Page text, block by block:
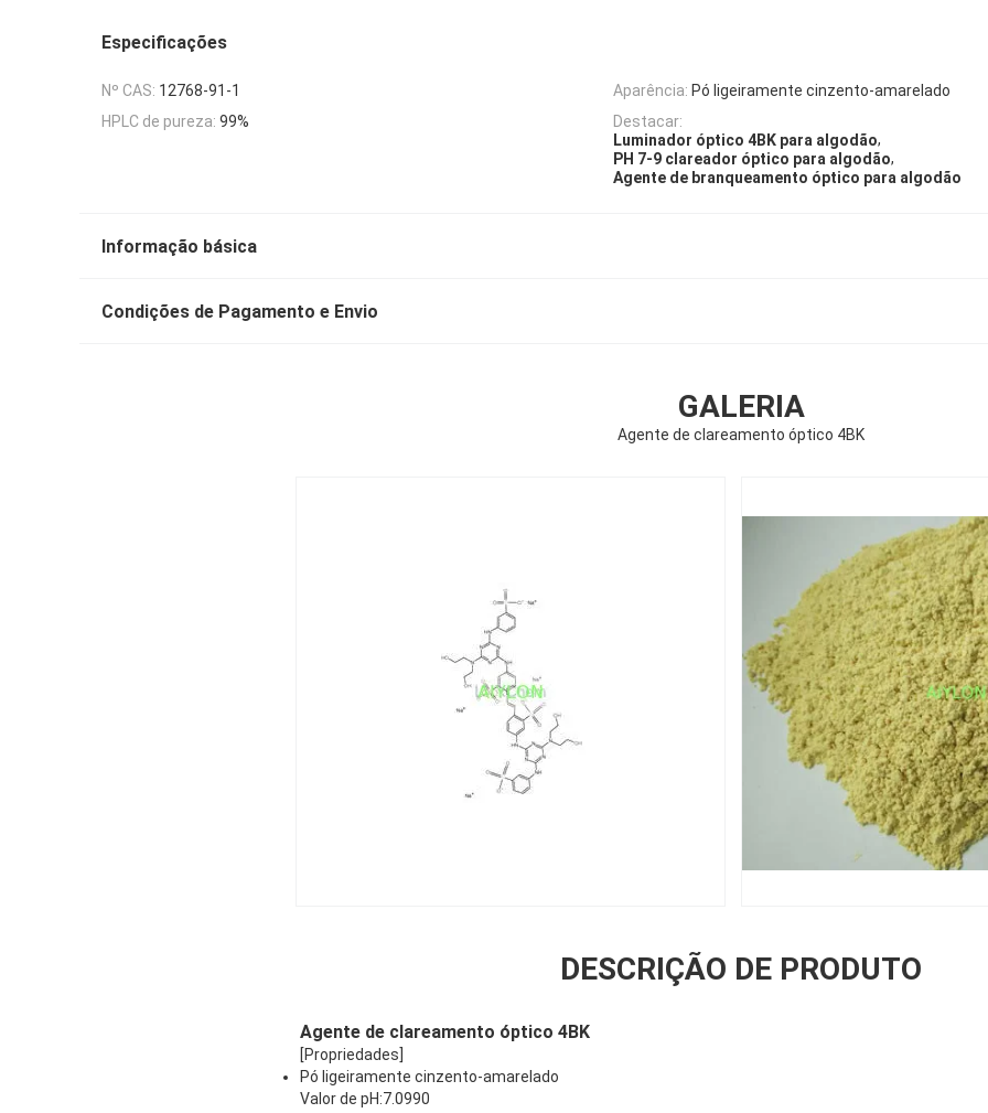
Especificações
Nº CAS: 12768-91-1 Aparência: Pó ligeiramente cinzento-amarelado
HPLC de pureza: 99%
Destacar:
Luminador óptico 4BK para algodão,
PH 7-9 clareador óptico para algodão,
Agente de branqueamento óptico para algodão
Informação básica
Condições de Pagamento e Envio
GALERIA
Agente de clareamento óptico 4BK
DESCRIÇÃO DE PRODUTO
Agente de clareamento óptico 4BK
[Propriedades]
Pó ligeiramente cinzento-amarelado
Valor de pH:7.0990